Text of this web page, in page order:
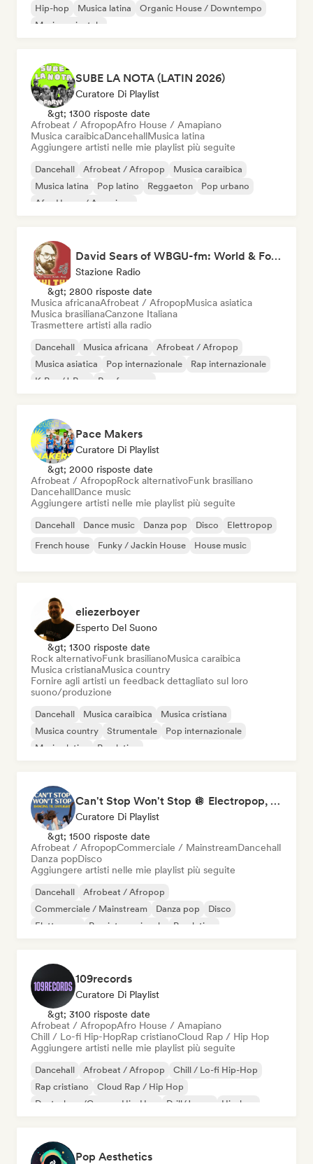
Hip-hop Musica latina
Organic House / Downtempo
Musica orientale
SUBE LA NOTA (LATIN 2026)
Curatore Di Playlist
&gt; 1300 risposte date
Afrobeat / AfropopAfro House / Amapiano
Musica caraibicaDancehallMusica latina
Aggiungere artisti nelle mie playlist più seguite
Dancehall Afrobeat / Afropop
Musica caraibica
Musica latina
Pop latino Reggaeton
Pop urbano
Afro House / Amapiano
David Sears of WBGU-fm: World & Folk Music DJ
Stazione Radio
&gt; 2800 risposte date
Musica africanaAfrobeat / AfropopMusica asiatica
Musica brasilianaCanzone Italiana
Trasmettere artisti alla radio
Dancehall Musica africana
Afrobeat / Afropop
Musica asiatica
Pop internazionale
Rap internazionale
K-Pop/J-Pop
Rap francese
Pace Makers
Curatore Di Playlist
&gt; 2000 risposte date
Afrobeat / AfropopRock alternativoFunk brasiliano
DancehallDance music
Aggiungere artisti nelle mie playlist più seguite
Dancehall Dance music Danza pop Disco
Elettropop
French house
Funky / Jackin House House music
eliezerboyer
Esperto Del Suono
&gt; 1300 risposte date
Rock alternativoFunk brasilianoMusica caraibica
Musica cristianaMusica country
Fornire agli artisti un feedback dettagliato sul loro
suono/produzione
Dancehall Musica caraibica
Musica cristiana
Musica country
Strumentale
Pop internazionale
Musica latina
Pop latino
Can't Stop Won't Stop 🪩 Electropop, Dance-Pop & Nu Disco
Curatore Di Playlist
&gt; 1500 risposte date
Afrobeat / AfropopCommerciale / MainstreamDancehall
Danza popDisco
Aggiungere artisti nelle mie playlist più seguite
Dancehall
Afrobeat / Afropop
Commerciale / Mainstream
Danza pop
Disco
Elettropop
Pop internazionale Pop latino
109records
Curatore Di Playlist
&gt; 3100 risposte date
Afrobeat / AfropopAfro House / Amapiano
Chill / Lo-fi Hip-HopRap cristianoCloud Rap / Hip Hop
Aggiungere artisti nelle mie playlist più seguite
Dancehall Afrobeat / Afropop
Chill / Lo-fi Hip-Hop
Rap cristiano
Cloud Rap / Hip Hop
Deutschrap/German Hip-Hop
Drill/Jersey Hip-hop
Pop Aesthetics